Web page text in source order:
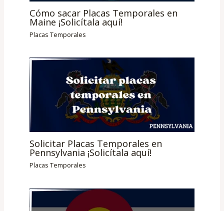
Cómo sacar Placas Temporales en
Maine ¡Solicítala aquí!
Placas Temporales
Solicitar Placas Temporales en
Pennsylvania ¡Solicítala aquí!
Placas Temporales